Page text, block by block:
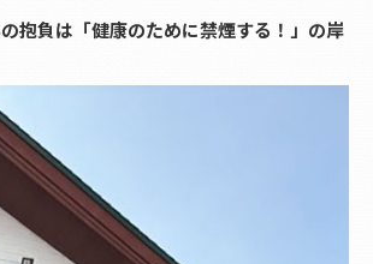
抱負は「健康のために禁煙する！」の岸